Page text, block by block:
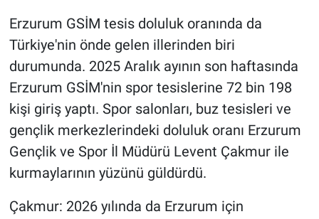
Erzurum GSİM tesis doluluk oranında da
Türkiye'nin önde gelen illerinden biri
durumunda. 2025 Aralık ayının son haftasında
Erzurum GSİM'nin spor tesislerine 72 bin 198
kişi giriş yaptı. Spor salonları, buz tesisleri ve
gençlik merkezlerindeki doluluk oranı Erzurum
Gençlik ve Spor İl Müdürü Levent Çakmur ile
kurmaylarının yüzünü güldürdü.
Çakmur: 2026 yılında da Erzurum için